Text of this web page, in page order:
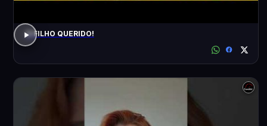
O FILHO QUERIDO!